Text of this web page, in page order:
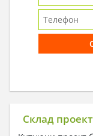
Склад